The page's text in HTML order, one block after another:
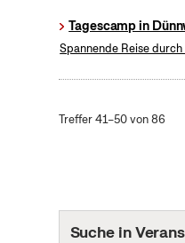
Tagescamp in
Spannende Reise
Treffer 41–50 von 86
Suche in